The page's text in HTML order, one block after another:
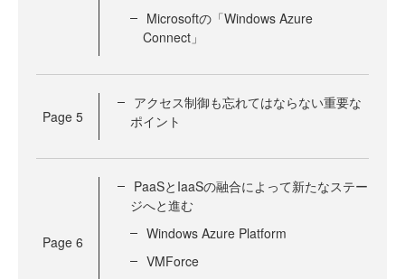
Microsoftの「Windows Azure
Connect」
Page 5
アクセス制御も忘れてはならない重要な
ポイント
Page 6
PaaSとIaaSの融合によって新たなステー
ジへと進む
Windows Azure Platform
VMForce